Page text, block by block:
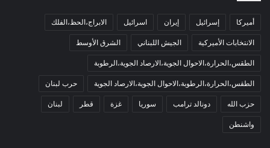
أميركا إسرائيل إيران اسرائيل الابراج،الحظ،الفلك
الانتخابات الأميركية الجيش اللبناني الشرق الأوسط
الطقس،الحرارة،الاحوال الجوية،الارصاد الجوية،الرطوبة
الطقس،الحرارة،الرطوبة،الاحوال الجوية،الارصاد الجوية حرب لبنان
حزب الله دونالد ترامب سوريا غزة قطر لبنان
واشنطن